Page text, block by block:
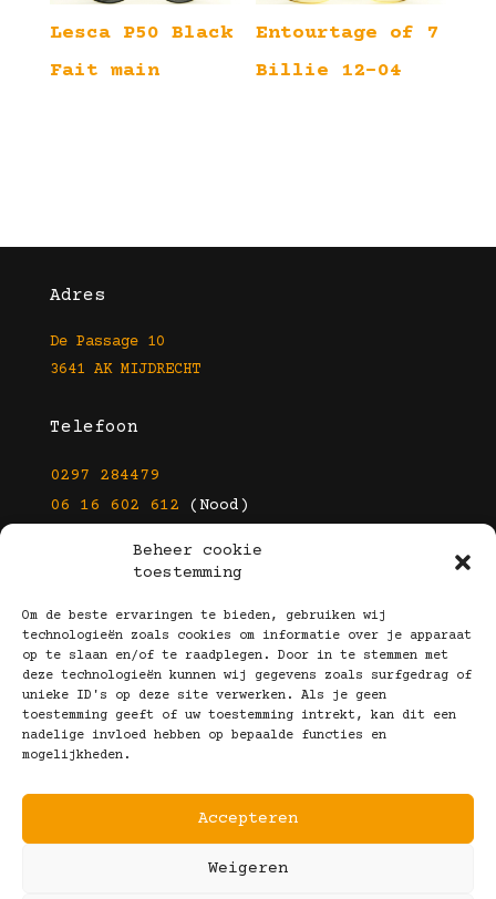
Beheer cookie
toestemming
Om de beste ervaringen te bieden, gebruiken wij
technologieën zoals cookies om informatie over je apparaat
op te slaan en/of te raadplegen. Door in te stemmen met
deze technologieën kunnen wij gegevens zoals surfgedrag of
unieke ID's op deze site verwerken. Als je geen
toestemming geeft of uw toestemming intrekt, kan dit een
nadelige invloed hebben op bepaalde functies en
mogelijkheden.
Accepteren
Weigeren
Lesca P50 Black
Fait main
Entourtage of 7
Billie 12-04
Adres
De Passage 10
3641 AK MIJDRECHT
Telefoon
0297 284479
06 16 602 612 (Nood)
info@kootbrillen.nl
Volg Ons!
Copyright © 2025 Koot Brillen
Algemene Voorwaarden